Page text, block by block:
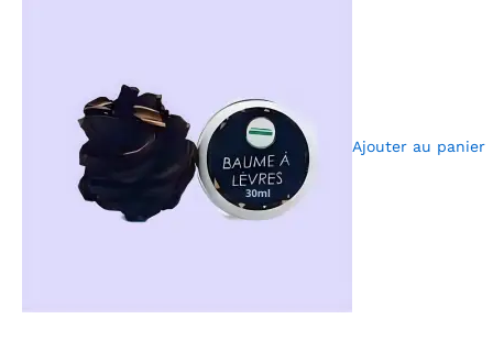
Ajouter au panier